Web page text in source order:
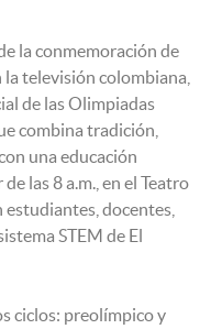
la conmemoración de
televisión colombiana,
de las Olimpiadas
combina tradición,
una educación
las 8 a.m., en el Teatro
docentes,
STEM de El
ciclos: preolímpico y